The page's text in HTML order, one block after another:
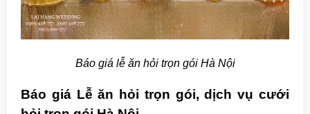
Báo giá lễ ăn hỏi trọn gói Hà Nội
Báo giá Lễ ăn hỏi trọn gói, dịch vụ cưới